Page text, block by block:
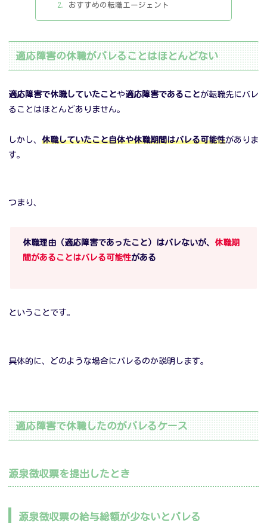
おすすめの転職エージェント
適応障害の休職がバレることはほとんどない
適応障害で休職していたことや適応障害であることが転職先にバレ
ることはほとんどありません。
しかし、 休職していたこと自体や休職期間はバレる可能性がありま
す。
つまり、
休職理由（適応障害であったこと）はバレないが、 休職期
間があることはバレる可能性がある
ということです。
具体的に、どのような場合にバレるのか説明します。
適応障害で休職したのがバレるケース
源泉徴収票を提出したとき
源泉徴収票の給与総額が少ないとバレる